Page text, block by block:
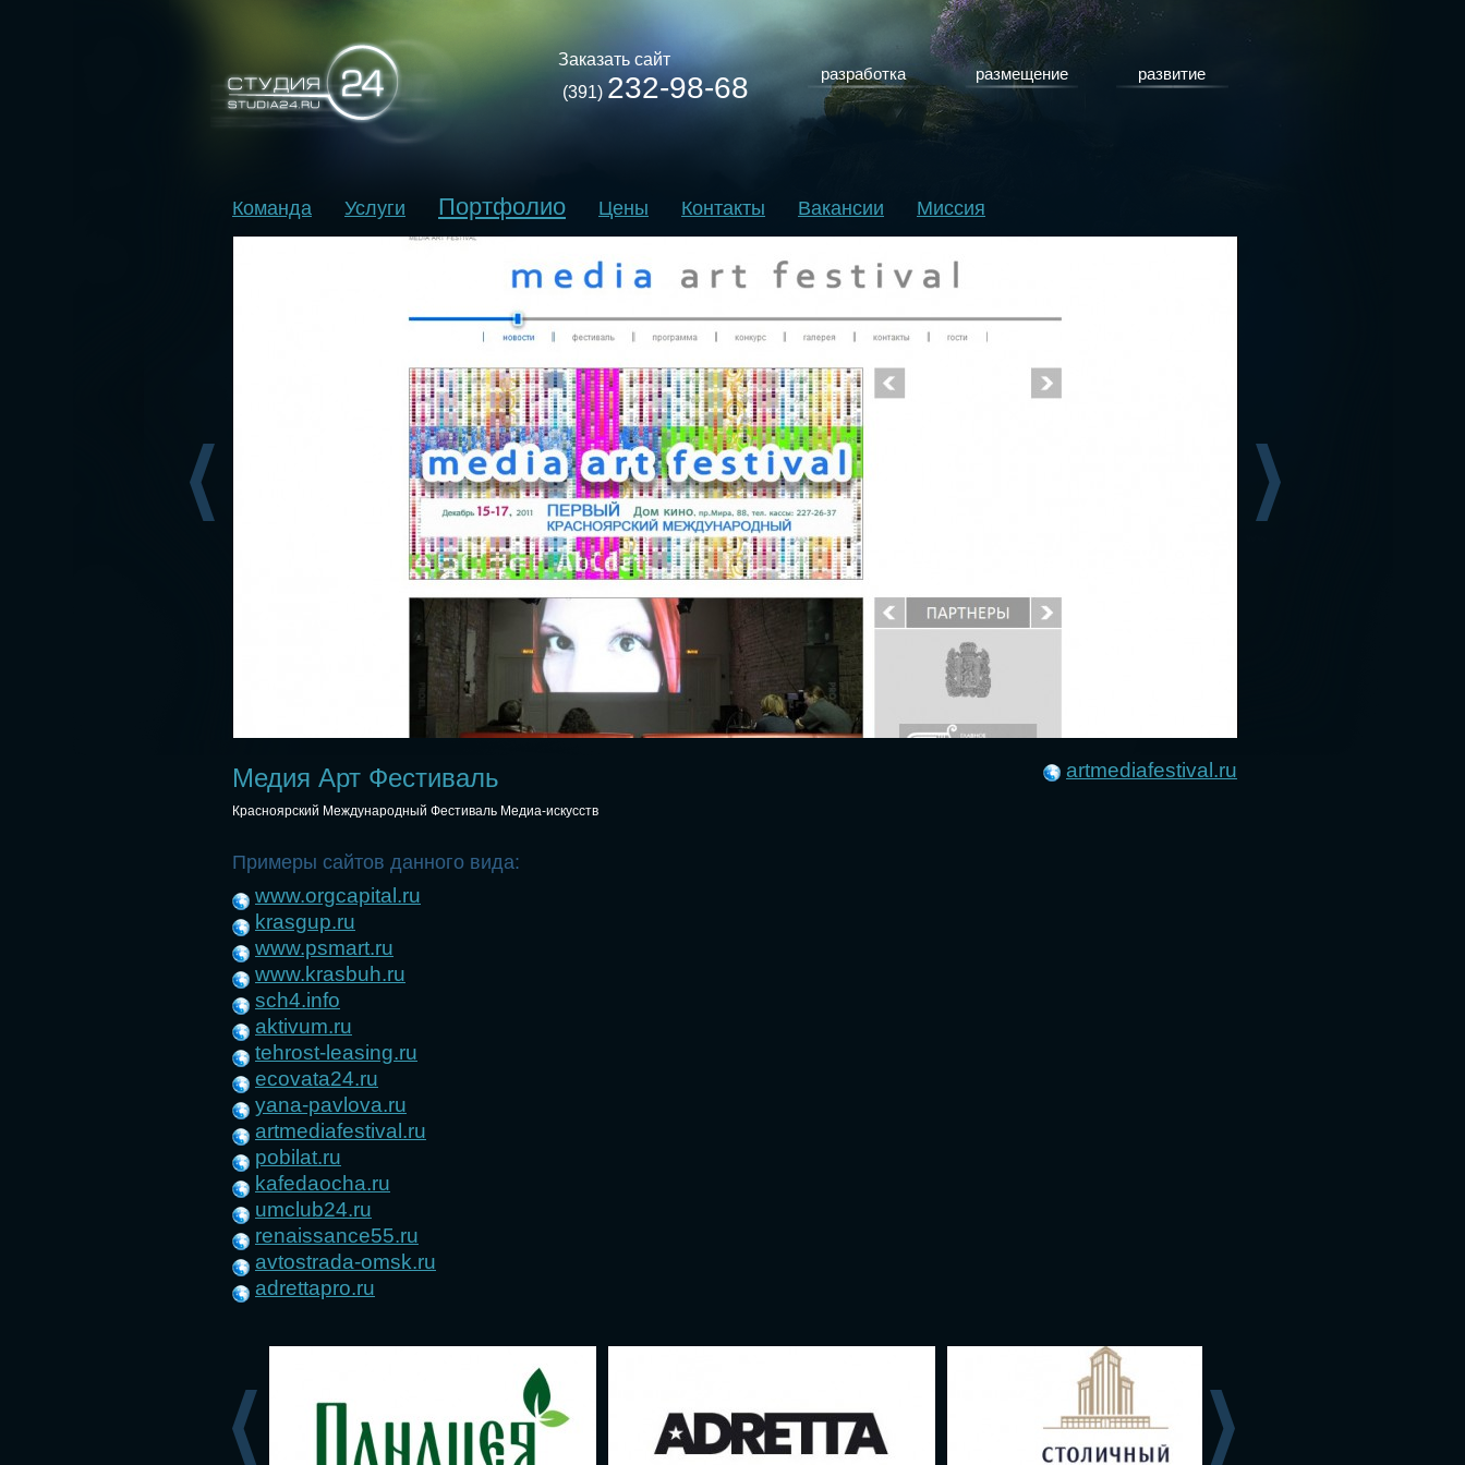
Заказать сайт
(391) 232-98-68 разработка размещение развитие
Команда Услуги Портфолио Цены Контакты Вакансии Миссия
Медия Арт Фестиваль artmediafestival.ru
Красноярский Международный Фестиваль Медиа-искусств
Примеры сайтов данного вида:
www.orgcapital.ru
krasgup.ru
www.psmart.ru
www.krasbuh.ru
sch4.info
aktivum.ru
tehrost-leasing.ru
ecovata24.ru
yana-pavlova.ru
artmediafestival.ru
pobilat.ru
kafedaocha.ru
umclub24.ru
renaissance55.ru
avtostrada-omsk.ru
adrettapro.ru